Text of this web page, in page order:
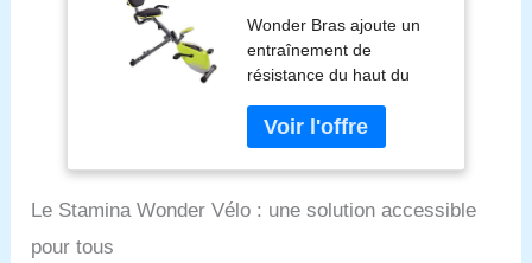
renforcement du
haut du corps et
deux vidéos
d'entraînement en
ligne gratuites
Wonder Bras ajoute un
entraînement de
résistance du haut du
bandes élastiques. Angle
de bras réglable pour une
variété d'exercices de
résistance. Le cadran de
Le Stamina Wonder Vélo : une solution accessible
pour tous